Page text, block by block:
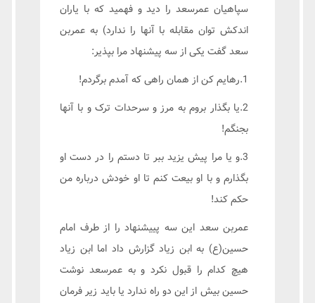
سپاهیان عمرسعد را دید و فهمید که با یاران
اندکش توان مقابله با آنها را ندارد) به عمربن
سعد گفت یکی از سه پیشنهاد مرا بپذیر:
2.یا بگذار بروم به مرز و سرحدات ترک و با آنها
بجنگم!
3.و یا مرا پیش یزید ببر تا دستم را در دست او
بگذارم و با او بیعت کنم تا او خودش درباره من
حکم کند!
عمربن سعد این سه پییشنهاد را از طرف امام
حسین(ع) به ابن زیاد گزارش داد اما ابن زیاد
هیچ کدام را قبول نکرد و به عمرسعد نوشت
حسین بیش از این دو راه ندارد یا باید زیر فرمان